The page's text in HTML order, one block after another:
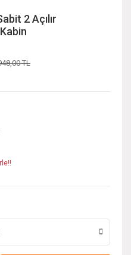
2 Açılır
TL